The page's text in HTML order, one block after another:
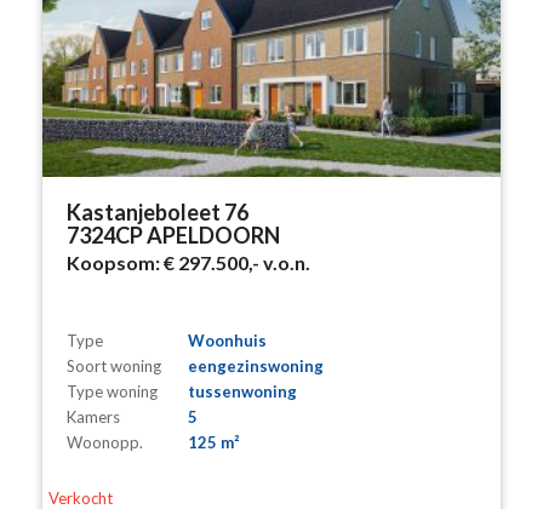
Kastanjeboleet 76
7324CP APELDOORN
Koopsom:€ 297.500,- v.o.n.
Type
Woonhuis
Soort woning
eengezinswoning
Type woning
tussenwoning
Kamers
5
Woonopp.
125 m²
Verkocht